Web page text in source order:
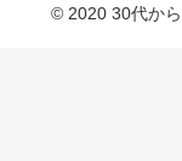
© 2020 30代か